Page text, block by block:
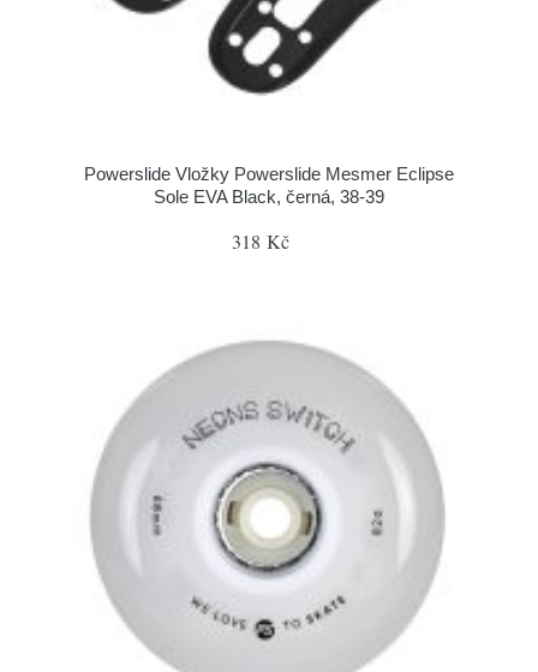
Powerslide Vložky Powerslide Mesmer Eclipse
Sole EVA Black, černá, 38-39
318 Kč